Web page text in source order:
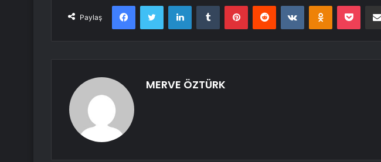
Paylaş
FacebookTwitter LinkedInTumblr PinterestReddit VKontakteOdnoklassniki
Pocket
MERVE ÖZTÜRK